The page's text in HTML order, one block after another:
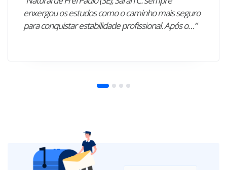
enxergou os estudos como o caminho mais seguro
para conquistar estabilidade profissional. Após o…”